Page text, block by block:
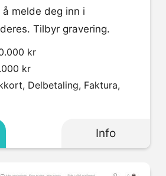
melde deg inn i
Tilbyr gravering.
kr
kr
Info